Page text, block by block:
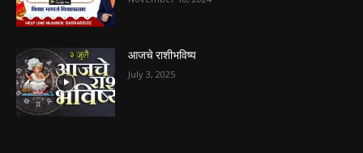
आजचे राशीभविष्य
July 3, 2025